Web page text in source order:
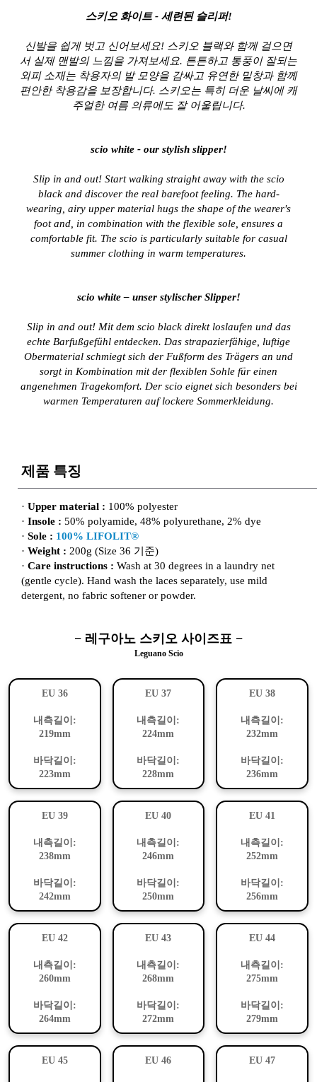
스키오 화이트 - 세련된 슬리퍼!
신발을 쉽게 벗고 신어보세요! 스키오 블랙와 함께 걸으면
서 실제 맨발의 느낌을 가져보세요. 튼튼하고 통풍이 잘되는
외피 소재는 착용자의 발 모양을 감싸고 유연한 밑창과 함께
편안한 착용감을 보장합니다. 스키오는 특히 더운 날씨에 캐
주얼한 여름 의류에도 잘 어울립니다.
scio white - our stylish slipper!
Slip in and out! Start walking straight away with the scio
black and discover the real barefoot feeling. The hard-
wearing, airy upper material hugs the shape of the wearer's
foot and, in combination with the flexible sole, ensures a
comfortable fit. The scio is particularly suitable for casual
summer clothing in warm temperatures.
scio white – unser stylischer Slipper!
Slip in and out! Mit dem scio black direkt loslaufen und das
echte Barfußgefühl entdecken. Das strapazierfähige, luftige
Obermaterial schmiegt sich der Fußform des Trägers an und
sorgt in Kombination mit der flexiblen Sohle für einen
angenehmen Tragekomfort. Der scio eignet sich besonders bei
warmen Temperaturen auf lockere Sommerkleidung.
제품 특징
· Upper material : 100% polyester
· Insole : 50% polyamide, 48% polyurethane, 2% dye
· Sole : 100% LIFOLIT®
· Weight : 200g (Size 36 기준)
· Care instructions : Wash at 30 degrees in a laundry net
(gentle cycle). Hand wash the laces separately, use mild
detergent, no fabric softener or powder.
− 레구아노 스키오 사이즈표 −
Leguano Scio
EU 36
내측길이:
219mm
바닥길이:
223mm
EU 37
내측길이:
224mm
바닥길이:
228mm
EU 38
내측길이:
232mm
바닥길이:
236mm
EU 39
내측길이:
238mm
바닥길이:
242mm
EU 40
내측길이:
246mm
바닥길이:
250mm
EU 41
내측길이:
252mm
바닥길이:
256mm
EU 42
내측길이:
260mm
바닥길이:
264mm
EU 43
내측길이:
268mm
바닥길이:
272mm
EU 44
내측길이:
275mm
바닥길이:
279mm
EU 45 EU 46 EU 47